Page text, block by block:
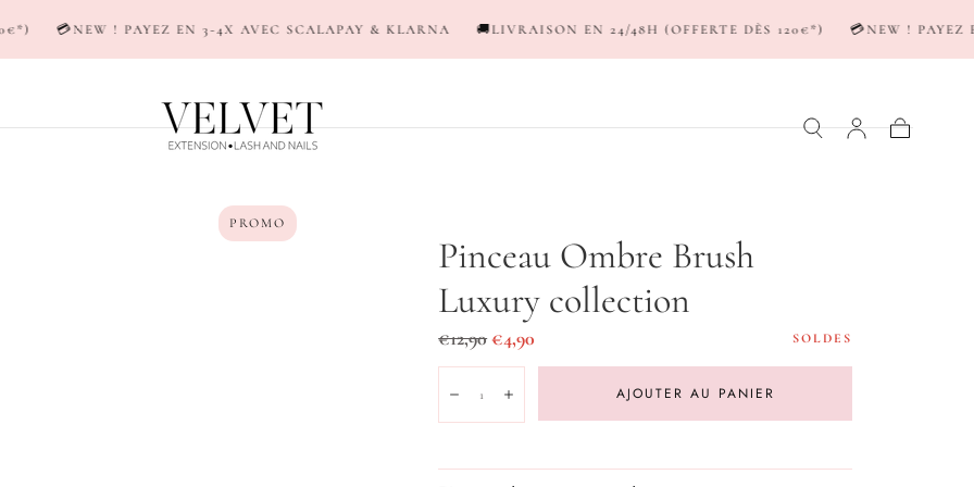
EN 3-4X AVEC SCALAPAY & KLARNA 🚚LIVRAISON EN 24/48H (OFFERTE DÈS 120€*) 💳NEW ! PAYEZ EN 3-4X AVEC
PROMO
Pinceau Ombre Brush
Luxury collection
Prix
régulier
€12,90Prix
de
vente
€4,90 SOLDES
DiminuerAugmenter AJOUTER AU PANIER